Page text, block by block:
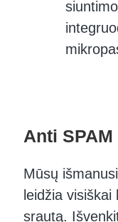
Anti
Mūsų
leidžia
srautą.